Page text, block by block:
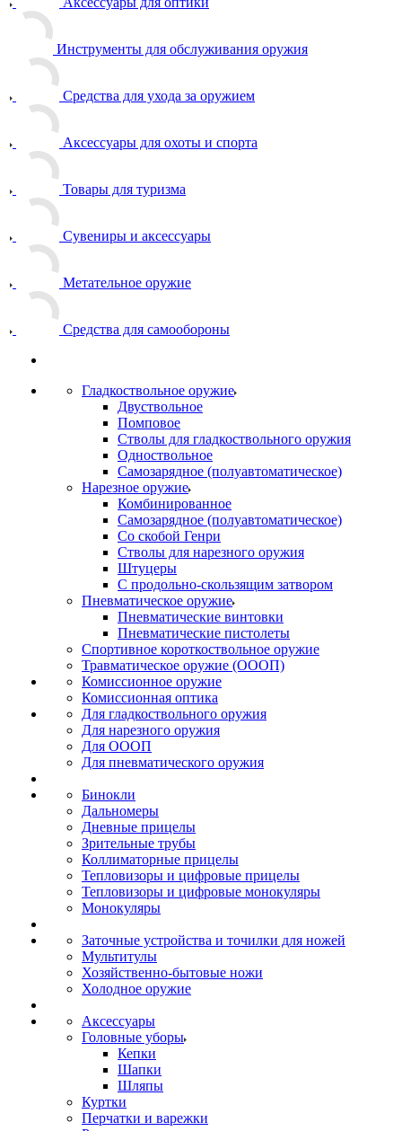
Инструменты для обслуживания оружия
Средства для ухода за оружием
Аксессуары для охоты и спорта
Товары для туризма
Сувениры и аксессуары
Метательное оружие
Средства для самообороны
Гладкоствольное оружие
Двуствольное
Помповое
Стволы для гладкоствольного оружия
Одноствольное
Самозарядное (полуавтоматическое)
Нарезное оружие
Комбинированное
Самозарядное (полуавтоматическое)
Со скобой Генри
Стволы для нарезного оружия
Штуцеры
С продольно-скользящим затвором
Пневматическое оружие
Пневматические винтовки
Пневматические пистолеты
Спортивное короткоствольное оружие
Травматическое оружие (ОООП)
Комиссионное оружие
Комиссионная оптика
Для гладкоствольного оружия
Для нарезного оружия
Для ОООП
Для пневматического оружия
Бинокли
Дальномеры
Дневные прицелы
Зрительные трубы
Коллиматорные прицелы
Тепловизоры и цифровые прицелы
Тепловизоры и цифровые монокуляры
Монокуляры
Заточные устройства и точилки для ножей
Мультитулы
Хозяйственно-бытовые ножи
Холодное оружие
Аксессуары
Головные уборы
Кепки
Шапки
Шляпы
Куртки
Перчатки и варежки